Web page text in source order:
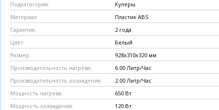
Подкатегория: Кулеры
Материал: Пластик ABS
Гарантия: 2 года
Цвет: Белый
Размер: 928х310х320 мм
Производительность нагрева: 6.00 Литр/Час
Производительность охлаждения: 2.00 Литр/Час
Мощность нагрева: 650 Вт
Мощность охлаждения: 120 Вт